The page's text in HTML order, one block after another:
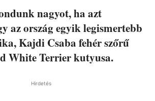
nagyot, ha azt
az ország egyik legismertebb
Kajdi Csaba fehér szőrű
White Terrier kutyusa.
Hirdetés